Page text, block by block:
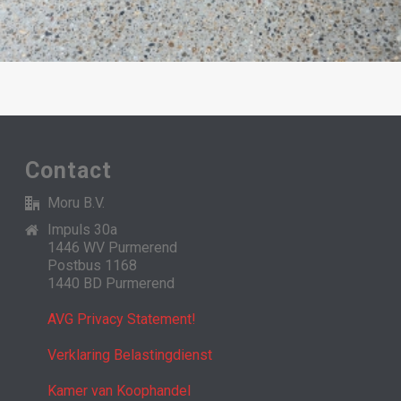
Contact
Moru B.V.
Impuls 30a
1446 WV Purmerend
Postbus 1168
1440 BD Purmerend
AVG Privacy Statement!
Verklaring Belastingdienst
Kamer van Koophandel